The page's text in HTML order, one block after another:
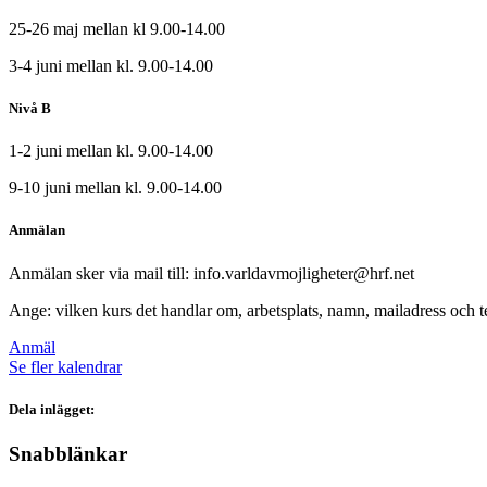
25-26 maj mellan kl 9.00-14.00
3-4 juni mellan kl. 9.00-14.00
Nivå B
1-2 juni mellan kl. 9.00-14.00
9-10 juni mellan kl. 9.00-14.00
Anmälan
Anmälan sker via mail till: info.varldavmojligheter@hrf.net
Ange: vilken kurs det handlar om, arbetsplats, namn, mailadress och
Anmäl
Se fler kalendrar
Dela inlägget:
Snabblänkar